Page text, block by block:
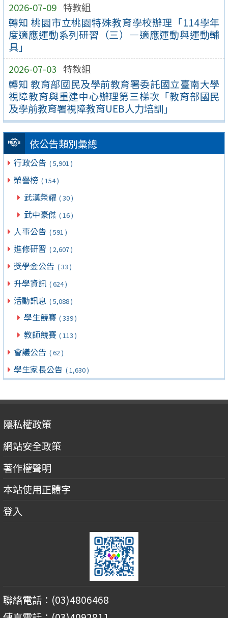
2026-07-09 特教組
轉知 桃園市立桃園特殊教育學校辦理「114學年
度適應運動系列研習（三）—適應運動與運動輔
具」
2026-07-03 特教組
轉知 教育部國民及學前教育署委託國立臺南大學
視障教育與重建中心辦理第三梯次「教育部國民
及學前教育署視障教育UEB人力培訓」
依公告類別彙總
行政公告 ( 5,901 )
榮譽榜 ( 154 )
武漢榮耀 ( 30 )
武中豪傑 ( 16 )
人事公告 ( 591 )
進修研習 ( 2,607 )
獎學金公告 ( 33 )
升學資訊 ( 624 )
活動訊息 ( 5,088 )
學生競賽 ( 339 )
教師競賽 ( 113 )
會議公告 ( 62 )
學生家長公告 ( 1,630 )
隱私權政策
網站安全政策
著作權聲明
本站使用正體字
登入
聯絡電話：(03)4806468